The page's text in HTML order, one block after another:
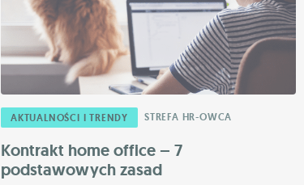
AKTUALNOŚCI I TRENDY STREFA HR-OWCA
Kontrakt home office – 7
podstawowych zasad